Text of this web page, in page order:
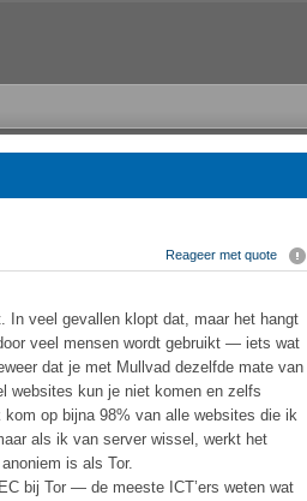
Reageer met quote
In veel gevallen klopt dat, maar het hangt
veel mensen wordt gebruikt — iets wat
dat je met Mullvad dezelfde mate van
websites kun je niet komen en zelfs
op bijna 98% van alle websites die ik
als ik van server wissel, werkt het
is als Tor.
bij Tor — de meeste ICT’ers weten wat